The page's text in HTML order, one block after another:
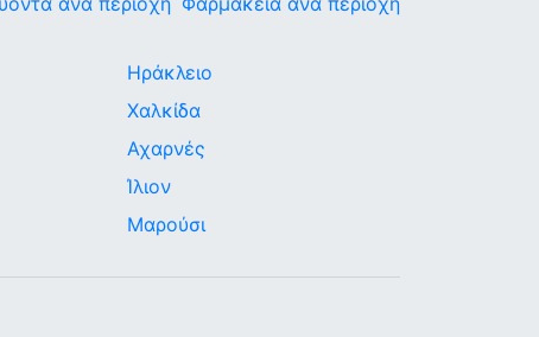
Ηράκλειο
Χαλκίδα
Αχαρνές
Ίλιον
Μαρούσι